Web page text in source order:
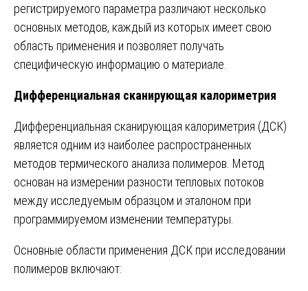
регистрируемого параметра различают несколько
основных методов, каждый из которых имеет свою
область применения и позволяет получать
специфическую информацию о материале.
Дифференциальная сканирующая калориметрия
Дифференциальная сканирующая калориметрия (ДСК)
является одним из наиболее распространенных
методов термического анализа полимеров. Метод
основан на измерении разности тепловых потоков
между исследуемым образцом и эталоном при
программируемом изменении температуры.
Основные области применения ДСК при исследовании
полимеров включают: